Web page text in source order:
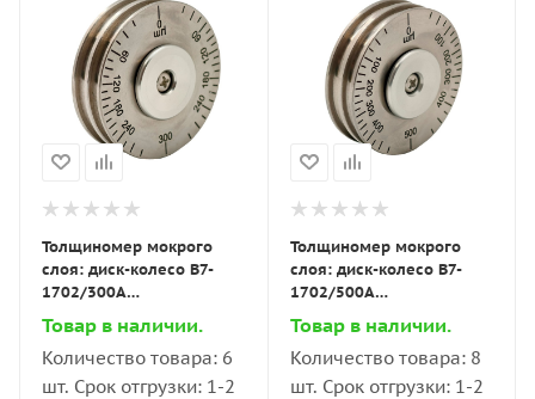
Толщиномер мокрого
слоя: диск-колесо В7-
1702/300А
нержавеющая сталь,
диапазон 0–300 мкм
(шаг 15 мкм)
Товар в наличии.
Количество товара: 6
шт. Срок отгрузки: 1-2
Толщиномер мокрого
слоя: диск-колесо В7-
1702/500А
нержавеющая сталь,
диапазон 0–500 мкм
(шаг 25 мкм)
Товар в наличии.
Количество товара: 8
шт. Срок отгрузки: 1-2